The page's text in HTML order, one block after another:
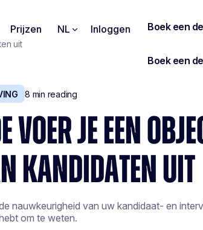
Prijzen NL Inloggen
uit
8 min reading
VOER JE EEN
KANDIDATEN UIT
nauwkeurigheid van uw kandidaat- en
om te weten.